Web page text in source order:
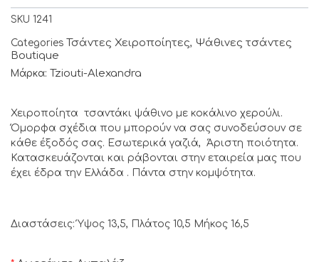
SKU 1241
Categories Τσάντες Χειροποίητες, Ψάθινες τσάντες
Boutique
Μάρκα: Tziouti-Alexandra
Χειροποίητα τσαντάκι ψάθινο με κοκάλινο χερούλι.
Όμορφα σχέδια που μπορούν να σας συνοδεύσουν σε
κάθε έξοδός σας. Εσωτερικά γαζιά, Άριστη ποιότητα.
Κατασκευάζονται και ράβονται στην εταιρεία μας που
έχει έδρα την Ελλάδα . Πάντα στην κομψότητα.
Διαστάσεις: Ύψος 13,5, Πλάτος 10,5 Μήκος 16,5